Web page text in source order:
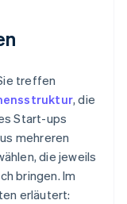
treffen
, die
Start-ups
mehreren
die jeweils
bringen. Im
erläutert: